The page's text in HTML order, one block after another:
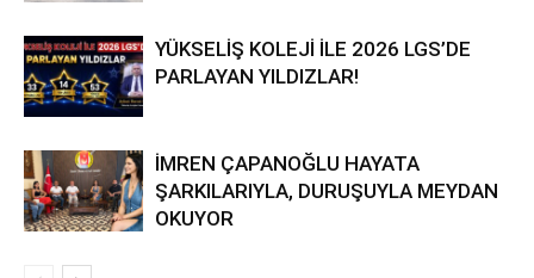
YÜKSELİŞ KOLEJİ İLE 2026 LGS’DE
PARLAYAN YILDIZLAR!
İMREN ÇAPANOĞLU HAYATA
ŞARKILARIYLA, DURUŞUYLA MEYDAN
OKUYOR